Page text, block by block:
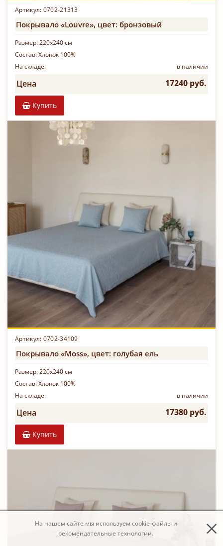
Артикул: 0702-21313
Покрывало «Louvre», цвет: бронзовый
Размер:220х240 см
Состав:Хлопок 100%
На складе:
в наличии
Цена 17240 руб.
Купить
Артикул: 0702-34109
Покрывало «Moss», цвет: голубая ель
Размер:220х240 см
Состав:Хлопок 100%
На складе:
в наличии
Цена 17380 руб.
Купить
На нашем сайте мы используем cookie-файлы и
рекомендательные технологии.